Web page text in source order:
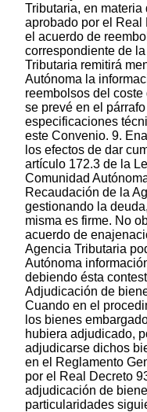
Tributaria, en
aprobado por el Real
el acuerdo de
correspondiente de
Tributaria remitirá
Autónoma la
reembolsos del
se prevé en el
especificaciones
este Convenio. 9.
los efectos de dar
artículo 172.3 de la
Comunidad
Recaudación de la
gestionando la
misma es firme. No
acuerdo de
Agencia Tributaria
Autónoma
debiendo ésta
Adjudicación de
Cuando en el
los bienes
hubiera adjudicado,
adjudicarse dichos
en el Reglamento
por el Real Decreto
adjudicación de
particularidades